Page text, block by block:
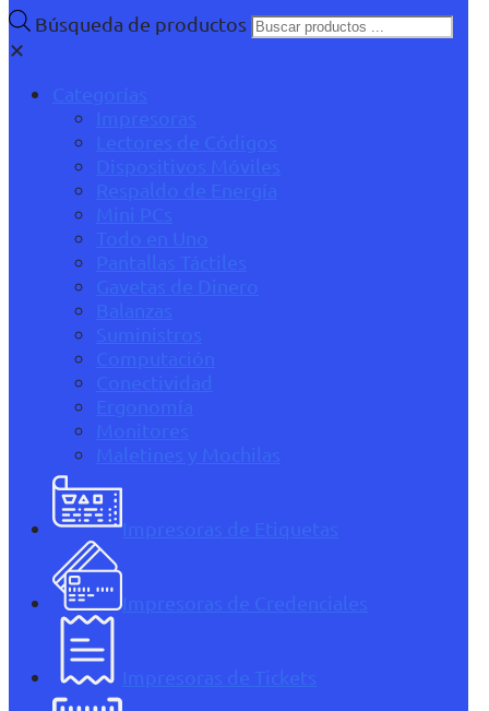
Búsqueda de productos
✕
Categorías
Impresoras
Lectores de Códigos
Dispositivos Móviles
Respaldo de Energía
Mini PCs
Todo en Uno
Pantallas Táctiles
Gavetas de Dinero
Balanzas
Suministros
Computación
Conectividad
Ergonomía
Monitores
Maletines y Mochilas
Impresoras de Etiquetas
Impresoras de Credenciales
Impresoras de Tickets